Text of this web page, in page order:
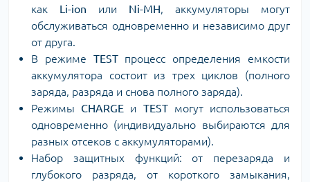
как Li-ion или Ni-MH, аккумуляторы могут
обслуживаться одновременно и независимо друг
от друга.
В режиме
TESTпроцесс определения емкости
аккумулятора состоит из трех циклов (полного
заряда, разряда и снова полного заряда).
Режимы CHARGE и TESTмогут использоваться
одновременно (индивидуально выбираются для
разных отсеков с аккумуляторами).
Набор защитных функций: от перезаряда и
глубокого разряда, от короткого замыкания,